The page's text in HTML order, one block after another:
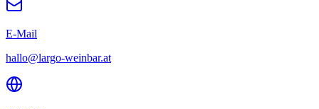
E-Mail
hallo@largo-weinbar.at